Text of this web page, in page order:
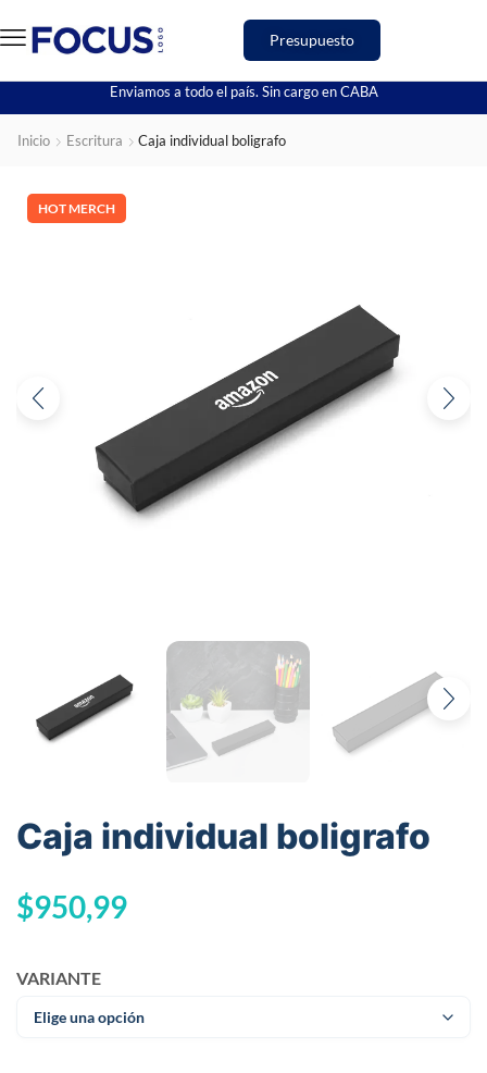
Presupuesto
Enviamos a todo el país. Sin cargo en CABA
Inicio Escritura Caja individual boligrafo
HOT MERCH
Caja individual boligrafo
$950,99
VARIANTE